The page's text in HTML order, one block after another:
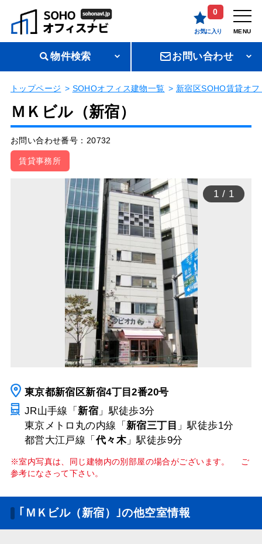
0
お気に入り MENU
物件検索 お問い合わせ
トップページ SOHOオフィス建物一覧 新宿区SOHO賃貸オフ
ＭＫビル（新宿）
お問い合わせ番号：20732
賃貸事務所
1 / 1
東京都新宿区新宿4丁目2番20号
JR山手線「 新宿 」駅徒歩3分
東京メトロ丸の内線「 新宿三丁目 」駅徒歩1分
都営大江戸線「 代々木」駅徒歩9分
※室内写真は、同じ建物内の別部屋の場合がございます。 ご
参考になさって下さい。
｢ＭＫビル（新宿）｣の他空室情報